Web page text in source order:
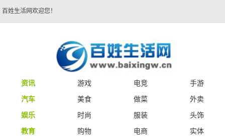
百姓生活网欢迎您！
资讯 游戏 电竞
手游
汽车
美食 做菜
外卖
娱乐
时尚 服装
头饰
教育
购物 电商
实体